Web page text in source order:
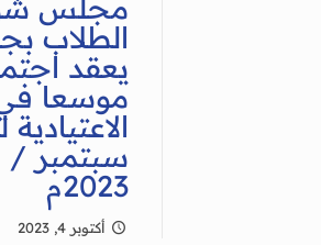
مجلس
الطلاب
يعقد
موسعا
سبتمبر /
2023م
أكتوبر 4, 2023